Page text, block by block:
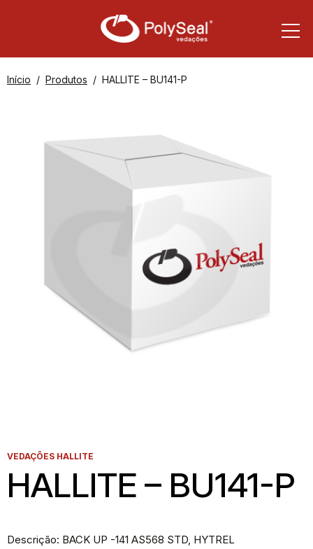
Início Produtos HALLITE – BU141-P
VEDAÇÕES HALLITE
HALLITE – BU141-P
Descrição: BACK UP -141 AS568 STD, HYTREL